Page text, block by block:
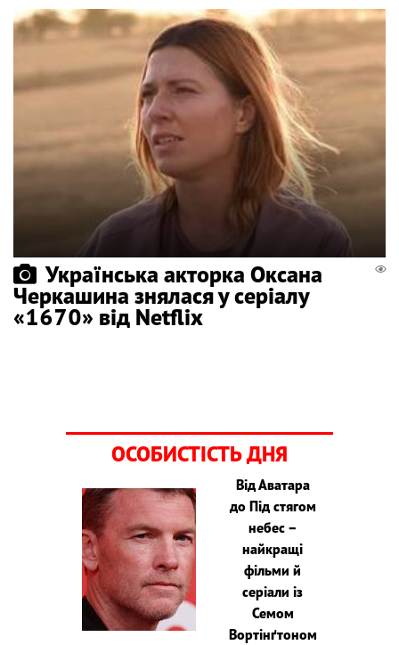
Українська акторка Оксана
Черкашина знялася у серіалу
«1670» від Netflix
ОСОБИСТІСТЬ ДНЯ
Від Аватара
до Під стягом
небес –
найкращі
фільми й
серіали із
Семом
Вортінґтоном